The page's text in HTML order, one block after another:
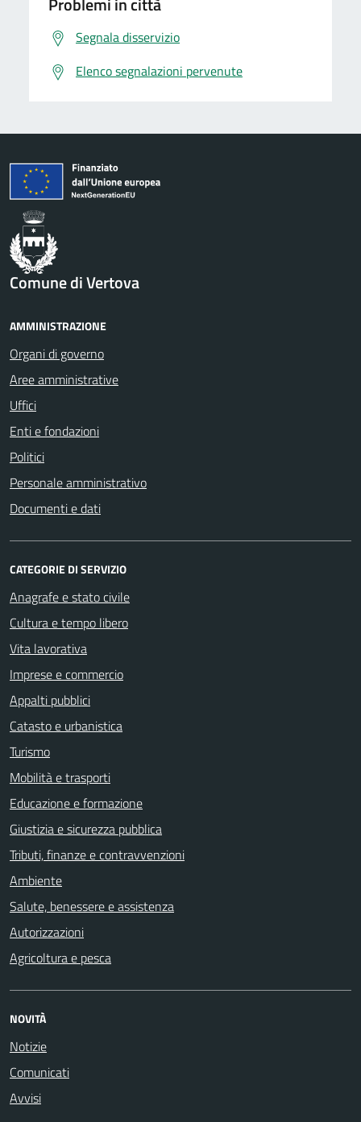
Segnala disservizio
Elenco segnalazioni pervenute
Comune di Vertova
AMMINISTRAZIONE
Organi di governo
Aree amministrative
Uffici
Enti e fondazioni
Politici
Personale amministrativo
Documenti e dati
CATEGORIE DI SERVIZIO
Anagrafe e stato civile
Cultura e tempo libero
Vita lavorativa
Imprese e commercio
Appalti pubblici
Catasto e urbanistica
Turismo
Mobilità e trasporti
Educazione e formazione
Giustizia e sicurezza pubblica
Tributi, finanze e contravvenzioni
Ambiente
Salute, benessere e assistenza
Autorizzazioni
Agricoltura e pesca
NOVITÀ
Notizie
Comunicati
Avvisi